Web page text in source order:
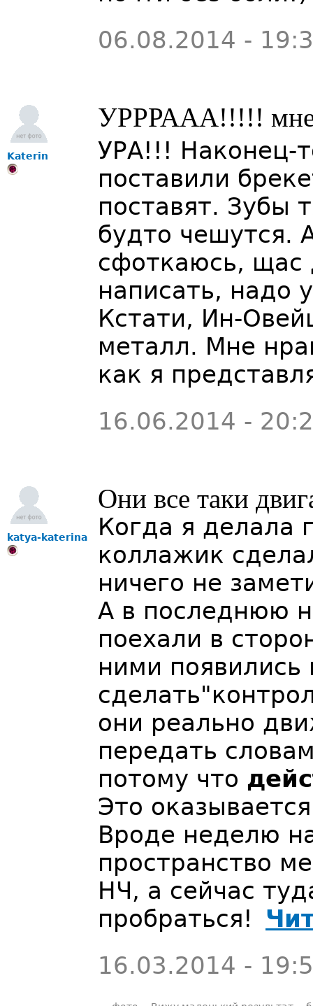
06.08.2014 -
Katerin
УРРРААА!!!!! мне
УРА!!! Наконец-
поставили
поставят. Зубы
будто чешутся.
сфоткаюсь, щас
написать, надо
Кстати, Ин-
металл. Мне
как я
16.06.2014 -
katya-katerina
Они все таки
Когда я делала
коллажик
ничего не
А в последнюю
поехали в
ними
они реально
передать
потому что
Это
Вроде неделю
пространство
НЧ, а сейчас
пробраться!
16.03.2014 -